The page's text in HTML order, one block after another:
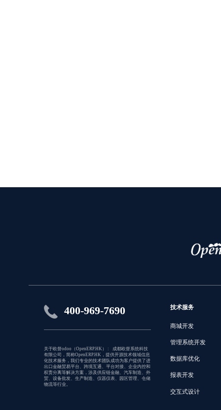
400-969-7690
关于欧督odoo（OpenERP.HK） : 成都欧督系统科技
有限公司，简称OpenERP.HK，提供开源技术领域信息
化技术服务，我们专业的技术团队成功为客户提供了进
出口金融贸易平台、跨境互通、平台对接、企业内控和
权责分离等解决方案，涉及供应链金融、汽车制造、外
贸、设备批发、生产制造、仪器仪表、园区管理、仓储
物流等行业。
技术服务
商城开发
管理系统开发
数据库优化
报表开发
交互式设计